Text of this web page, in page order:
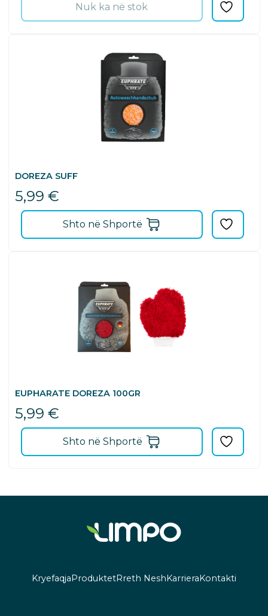
Nuk ka në stok
DOREZA SUFF
5,99 €
Shto në Shportë
EUPHARATE DOREZA 100GR
5,99 €
Shto në Shportë
KryefaqjaProduktetRreth NeshKarrieraKontakti